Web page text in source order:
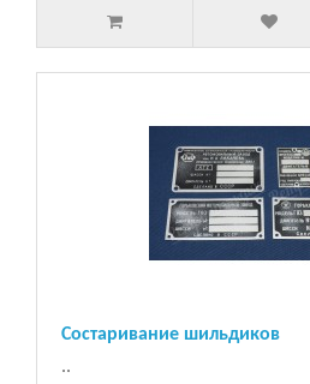
Состаривание шильдиков
..